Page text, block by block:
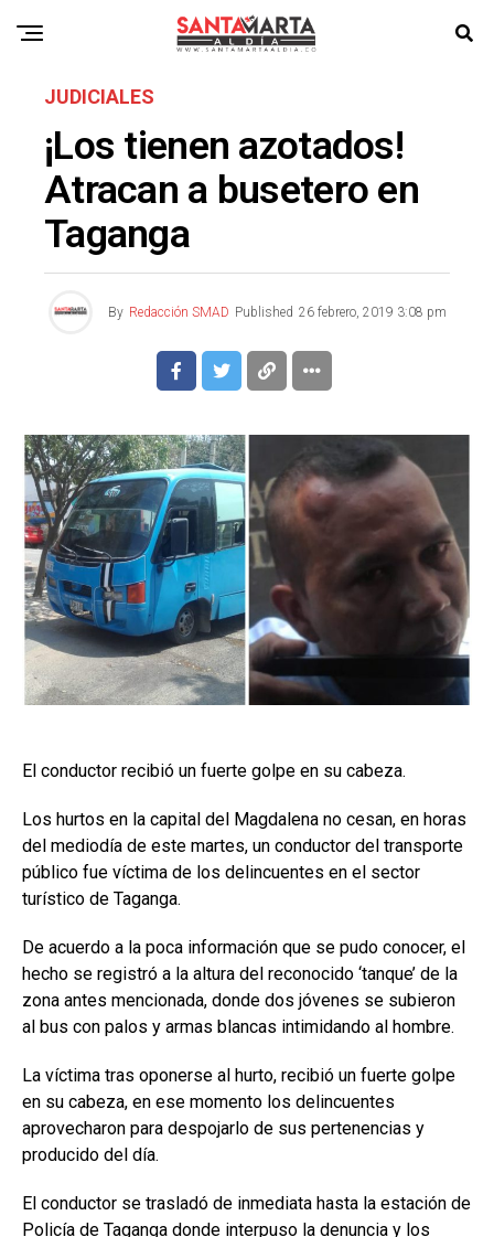
JUDICIALES
¡Los tienen azotados!
Atracan a busetero en
Taganga
By Redacción SMAD Published 26 febrero, 2019 3:08 pm
El conductor recibió un fuerte golpe en su cabeza.
Los hurtos en la capital del Magdalena no cesan, en horas
del mediodía de este martes, un conductor del transporte
público fue víctima de los delincuentes en el sector
turístico de Taganga.
De acuerdo a la poca información que se pudo conocer, el
hecho se registró a la altura del reconocido ‘tanque’ de la
zona antes mencionada, donde dos jóvenes se subieron
al bus con palos y armas blancas intimidando al hombre.
La víctima tras oponerse al hurto, recibió un fuerte golpe
en su cabeza, en ese momento los delincuentes
aprovecharon para despojarlo de sus pertenencias y
producido del día.
El conductor se trasladó de inmediata hasta la estación de
Policía de Taganga donde interpuso la denuncia y los